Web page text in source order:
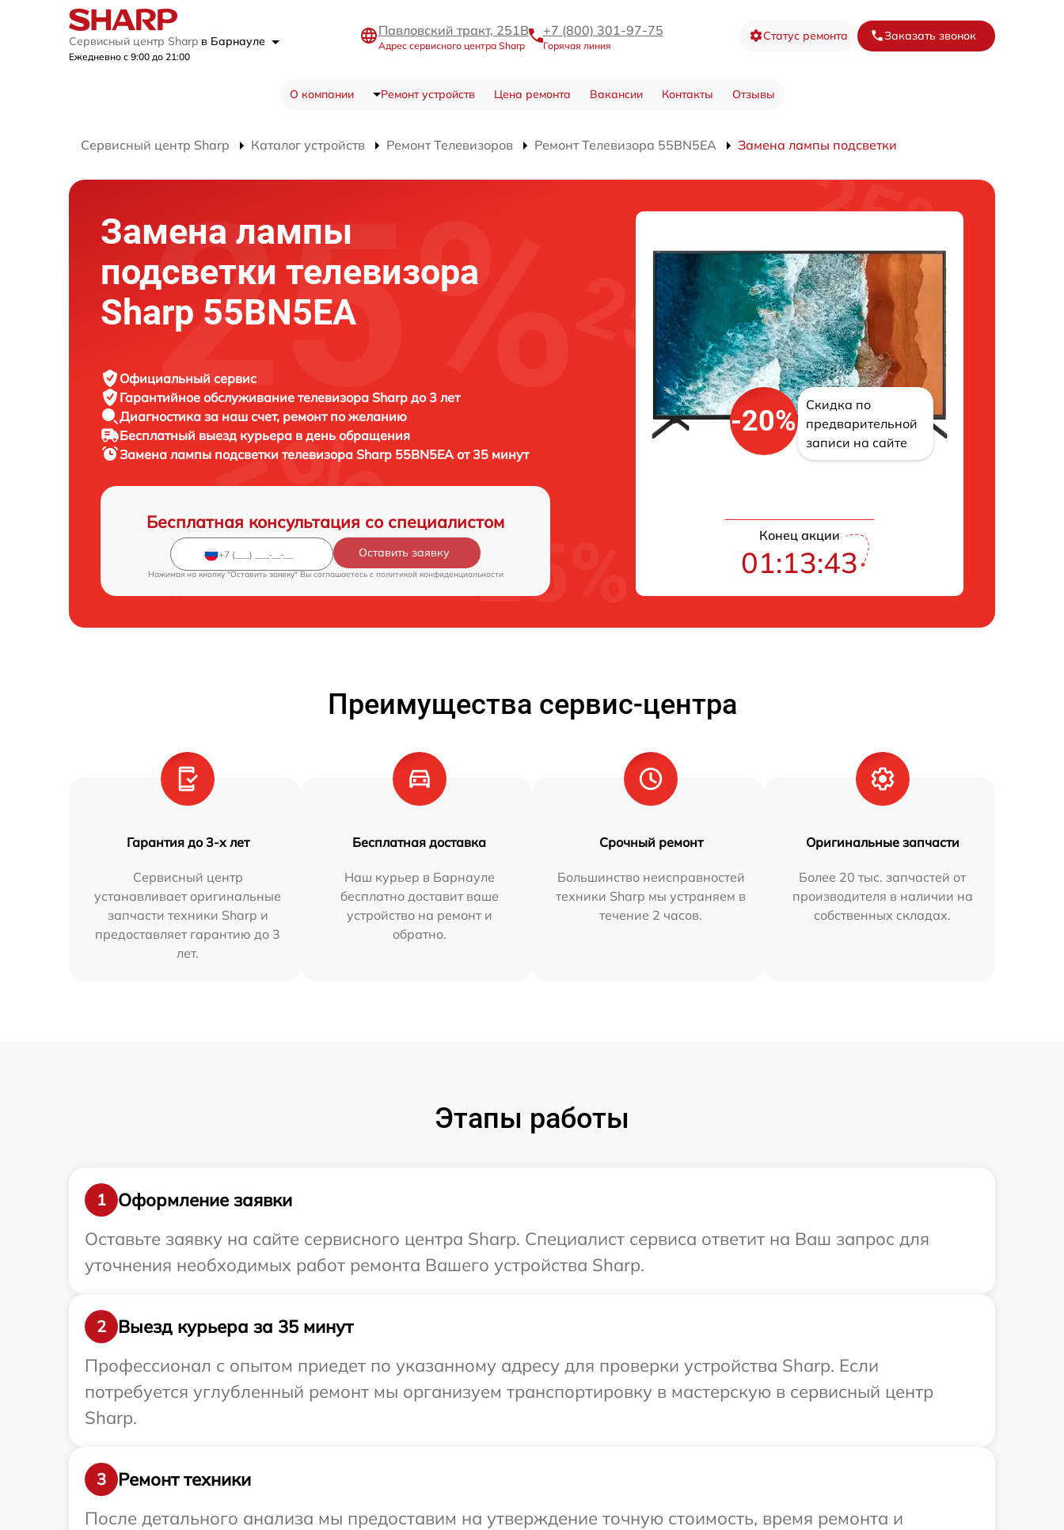
Сервисный центр Sharp в Барнауле
Ежедневно с 9:00 до 21:00
Павловский тракт, 251В
Адрес сервисного центра Sharp
+7 (800) 301-97-75
Горячая линия
Статус ремонта Заказать звонок
О компании Ремонт устройств Цена ремонта Вакансии Контакты Отзывы
Сервисный центр Sharp Каталог устройств Ремонт Телевизоров Ремонт Телевизора 55BN5EA Замена лампы подсветки
Замена лампы
подсветки телевизора
Sharp 55BN5EA
Официальный сервис
Гарантийное обслуживание телевизора Sharp до 3 лет
Диагностика за наш счет, ремонт по желанию
Бесплатный выезд курьера в день обращения
Замена лампы подсветки телевизора Sharp 55BN5EA от 35 минут
Бесплатная консультация со специалистом
Оставить заявку
Нажимая на кнопку "Оставить заявку" Вы соглашаетесь c политикой конфиденциальности
-20%
Скидка по
предварительной
записи на сайте
Конец акции
01:13:42
Преимущества сервис-центра
Гарантия до 3-х лет
Сервисный центр
устанавливает оригинальные
запчасти техники Sharp и
предоставляет гарантию до 3
лет.
Бесплатная доставка
Наш курьер в Барнауле
бесплатно доставит ваше
устройство на ремонт и
обратно.
Срочный ремонт
Большинство неисправностей
техники Sharp мы устраняем в
течение 2 часов.
Оригинальные запчасти
Более 20 тыс. запчастей от
производителя в наличии на
собственных складах.
Этапы работы
1
Оформление заявки
Оставьте заявку на сайте сервисного центра Sharp. Специалист сервиса ответит на Ваш запрос для
уточнения необходимых работ ремонта Вашего устройства Sharp.
2
Выезд курьера за 35 минут
Профессионал с опытом приедет по указанному адресу для проверки устройства Sharp. Если
потребуется углубленный ремонт мы организуем транспортировку в мастерскую в сервисный центр
Sharp.
3
Ремонт техники
После детального анализа мы предоставим на утверждение точную стоимость, время ремонта и